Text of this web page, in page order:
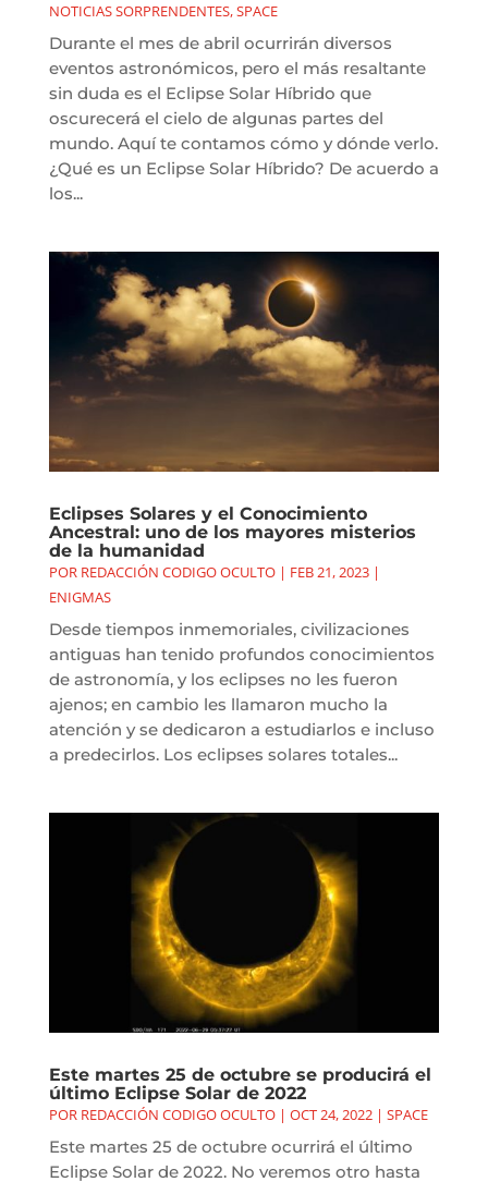
NOTICIAS SORPRENDENTES,SPACE
Durante el mes de abril ocurrirán diversos
eventos astronómicos, pero el más resaltante
sin duda es el Eclipse Solar Híbrido que
oscurecerá el cielo de algunas partes del
mundo. Aquí te contamos cómo y dónde verlo.
¿Qué es un Eclipse Solar Híbrido? De acuerdo a
los...
Eclipses Solares y el Conocimiento
Ancestral: uno de los mayores misterios
de la humanidad
POR REDACCIÓN CODIGO OCULTO| FEB 21, 2023|
ENIGMAS
Desde tiempos inmemoriales, civilizaciones
antiguas han tenido profundos conocimientos
de astronomía, y los eclipses no les fueron
ajenos; en cambio les llamaron mucho la
atención y se dedicaron a estudiarlos e incluso
a predecirlos. Los eclipses solares totales...
Este martes 25 de octubre se producirá el
último Eclipse Solar de 2022
POR REDACCIÓN CODIGO OCULTO| OCT 24, 2022| SPACE
Este martes 25 de octubre ocurrirá el último
Eclipse Solar de 2022. No veremos otro hasta